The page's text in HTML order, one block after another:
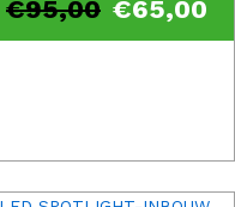
€65,00
€95,00